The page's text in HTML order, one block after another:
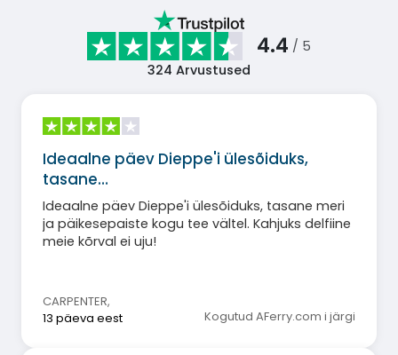
4.4 / 5
324 Arvustused
Ideaalne päev Dieppe'i ülesõiduks,
tasane…
Ideaalne päev Dieppe'i ülesõiduks, tasane meri
ja päikesepaiste kogu tee vältel. Kahjuks delfiine
meie kõrval ei uju!
CARPENTER,
13 päeva eest
Kogutud AFerry.com i järgi